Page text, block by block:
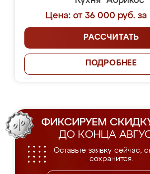
Цена: от 36 000 руб. за
РАССЧИТАТЬ
ПОДРОБНЕЕ
ФИКСИРУЕМ
ДО КОНЦА
Оставьте заявку сейчас,
сохранится.